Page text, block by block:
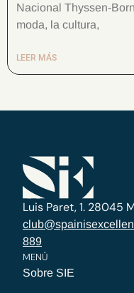
Nacional Thyssen-
moda, la cultura,
LEER MÁS
Luis Paret, 1. 28045
889
MENÚ
Sobre SIE